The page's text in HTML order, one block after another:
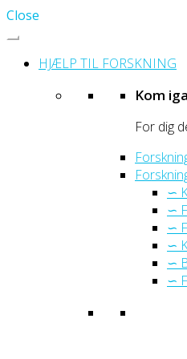
Close
HJÆLP TIL FORSKNING
Kom
For dig
∽
∽
∽
∽
∽
∽